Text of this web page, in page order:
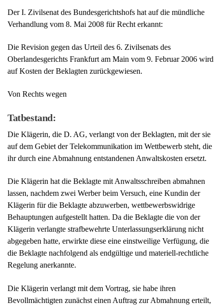
Der I. Zivilsenat des Bundesgerichtshofs hat auf die mündliche
Verhandlung vom 8. Mai 2008 für Recht erkannt:
Die Revision gegen das Urteil des 6. Zivilsenats des
Oberlandesgerichts Frankfurt am Main vom 9. Februar 2006 wird
auf Kosten der Beklagten zurückgewiesen.
Von Rechts wegen
Tatbestand:
Die Klägerin, die D. AG, verlangt von der Beklagten, mit der sie
auf dem Gebiet der Telekommunikation im Wettbewerb steht, die
ihr durch eine Abmahnung entstandenen Anwaltskosten ersetzt.
Die Klägerin hat die Beklagte mit Anwaltsschreiben abmahnen
lassen, nachdem zwei Werber beim Versuch, eine Kundin der
Klägerin für die Beklagte abzuwerben, wettbewerbswidrige
Behauptungen aufgestellt hatten. Da die Beklagte die von der
Klägerin verlangte strafbewehrte Unterlassungserklärung nicht
abgegeben hatte, erwirkte diese eine einstweilige Verfügung, die
die Beklagte nachfolgend als endgültige und materiell-rechtliche
Regelung anerkannte.
Die Klägerin verlangt mit dem Vortrag, sie habe ihren
Bevollmächtigten zunächst einen Auftrag zur Abmahnung erteilt,